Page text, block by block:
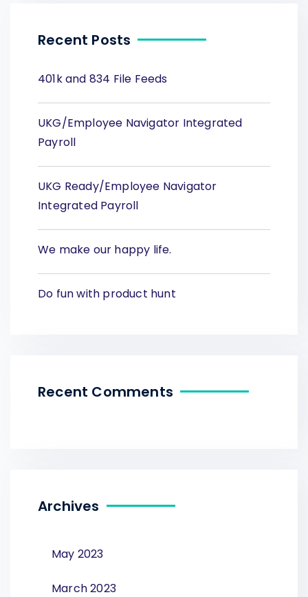
Recent Posts
401k and 834 File Feeds
UKG/Employee Navigator Integrated
Payroll
UKG Ready/Employee Navigator
Integrated Payroll
We make our happy life.
Do fun with product hunt
Recent Comments
Archives
May 2023
March 2023